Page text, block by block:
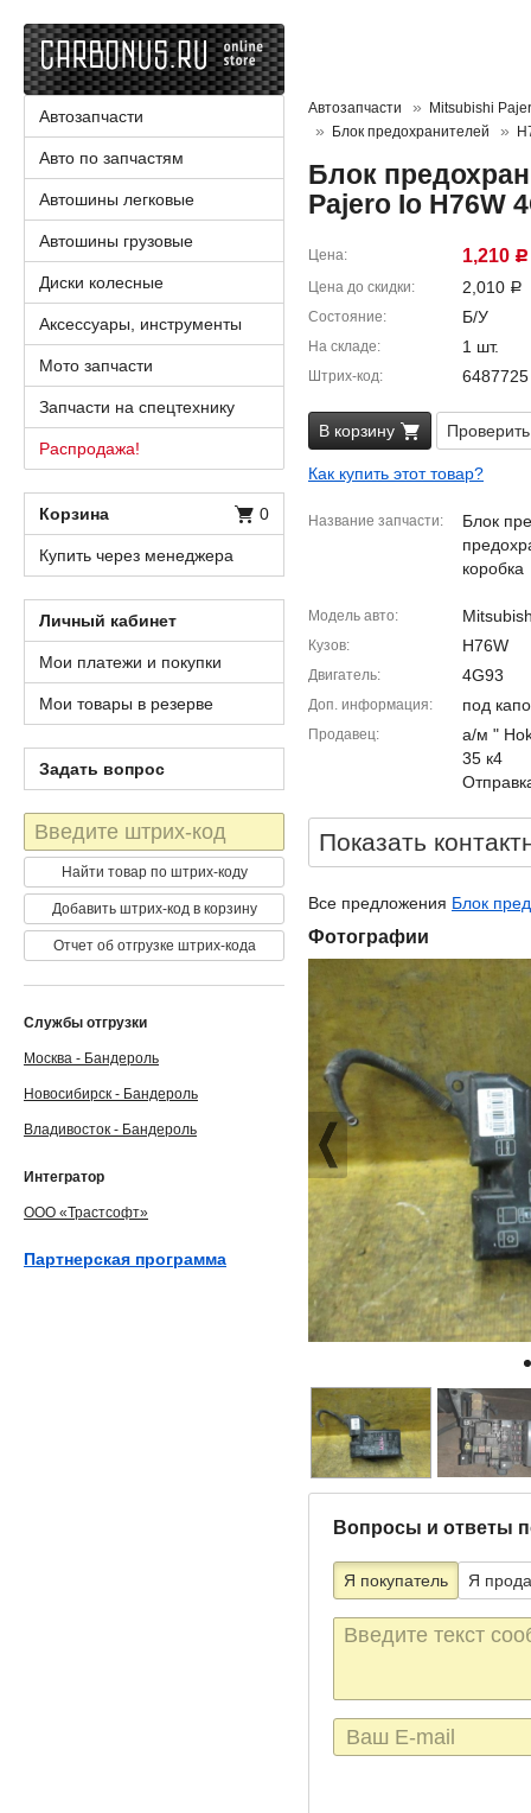
Автозапчасти
Mitsubishi
Блок предохранителей
Блок
Pajero Io H76W
Цена 1,210 Р
Цена до скидки 2,010 Р
Состояние Б/У
На складе 1 шт.
Штрих-код 6487725
В корзину
Как купить этот товар?
Название запчасти
Блок
коробка
Модель авто
Кузов H76W
Двигатель 4G93
Доп. информация под
Продавец
а/м "
35 к4
Показать
Все предложения Блок
Фотографии
Вопросы и ответы
Я покупатель Я
Текст
сообщения
E-
mail
Автозапчасти
Авто по запчастям
Автошины легковые
Автошины грузовые
Диски колесные
Аксессуары, инструменты
Мото запчасти
Запчасти на спецтехнику
Распродажа!
Корзина 0
Купить через менеджера
Личный кабинет
Мои платежи и покупки
Мои товары в резерве
Задать вопрос
Штрих-
код
Найти товар по штрих-коду
Добавить штрих-код в корзину
Отчет об отгрузке штрих-кода
Службы отгрузки
Москва - Бандероль
Новосибирск - Бандероль
Владивосток - Бандероль
Интегратор
ООО «Трастсофт»
Партнерская программа